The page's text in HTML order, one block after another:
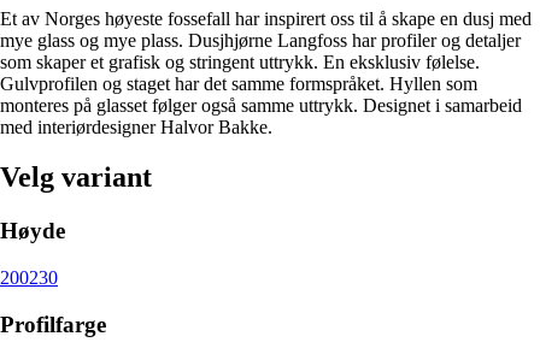
Et av Norges høyeste fossefall har inspirert oss til å skape en dusj med
mye glass og mye plass. Dusjhjørne Langfoss har profiler og detaljer
som skaper et grafisk og stringent uttrykk. En eksklusiv følelse.
Gulvprofilen og staget har det samme formspråket. Hyllen som
monteres på glasset følger også samme uttrykk. Designet i samarbeid
med interiørdesigner Halvor Bakke.
Velg variant
Høyde
200230
Profilfarge